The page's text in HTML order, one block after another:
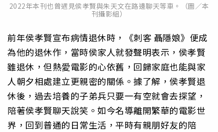
2022年本刊也曾遇見侯孝賢與朱天文在路邊聊天等車。（圖／本
刊攝影組）
前年侯孝賢宣布病情退休時，《刺客 聶隱娘》便成
為他的退休作，當時侯家人就發聲明表示，侯孝賢
雖退休，但熱愛電影的心依舊，回歸家庭也能與家
人朝夕相處建立更親密的關係。據了解，侯孝賢退
休後，過去培養的子弟兵只要一有空就會去探望，
陪著侯孝賢聊天說笑。如今名導離開繁華的電影世
界，回到普通的日常生活，平時有親朋好友的陪